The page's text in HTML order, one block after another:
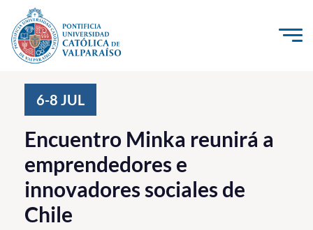
Click acá para ir directamente al contenido
Investigación, Creación e Innovación
PUCV Internacional
Vinculación con el Medio
Admisión
6-8 JUL
Encuentro Minka reunirá a
emprendedores e
innovadores sociales de
Chile